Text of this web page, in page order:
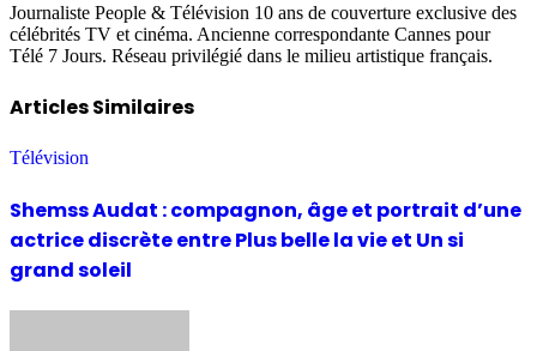
Journaliste People & Télévision 10 ans de couverture exclusive des
célébrités TV et cinéma. Ancienne correspondante Cannes pour
Télé 7 Jours. Réseau privilégié dans le milieu artistique français.
Articles Similaires
Télévision
Shemss Audat : compagnon, âge et portrait d’une
actrice discrète entre Plus belle la vie et Un si
grand soleil